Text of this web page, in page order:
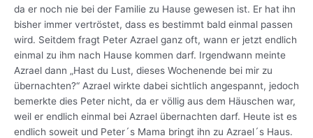
da er noch nie bei der Familie zu Hause gewesen ist. Er hat ihn
bisher immer vertröstet, dass es bestimmt bald einmal passen
wird. Seitdem fragt Peter Azrael ganz oft, wann er jetzt endlich
einmal zu ihm nach Hause kommen darf. Irgendwann meinte
Azrael dann „Hast du Lust, dieses Wochenende bei mir zu
übernachten?“ Azrael wirkte dabei sichtlich angespannt, jedoch
bemerkte dies Peter nicht, da er völlig aus dem Häuschen war,
weil er endlich einmal bei Azrael übernachten darf. Heute ist es
endlich soweit und Peter´s Mama bringt ihn zu Azrael´s Haus.